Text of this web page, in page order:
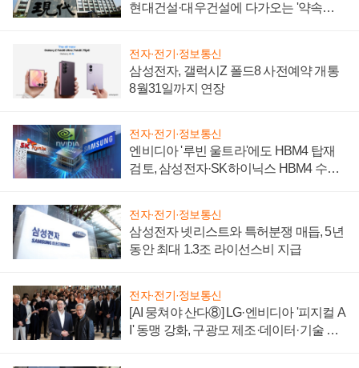
현대건설·대우건설에 다가오는 '약속의
전자·전기·정보통신
삼성전자, 갤럭시Z 폴드8 사전예약 개통
8월31일까지 연장
전자·전기·정보통신
엔비디아 '루빈 울트라'에도 HBM4 탑재
검토, 삼성전자·SK하이닉스 HBM4 수율
전자·전기·정보통신
삼성전자 넷리스트와 특허분쟁 매듭, 5년
동안 최대 1.3조 라이선스비 지급
전자·전기·정보통신
[AI 뭉쳐야 산다⑧] LG·엔비디아 '피지컬 A
I' 동맹 강화, 구광모 제조·데이터·기술 결